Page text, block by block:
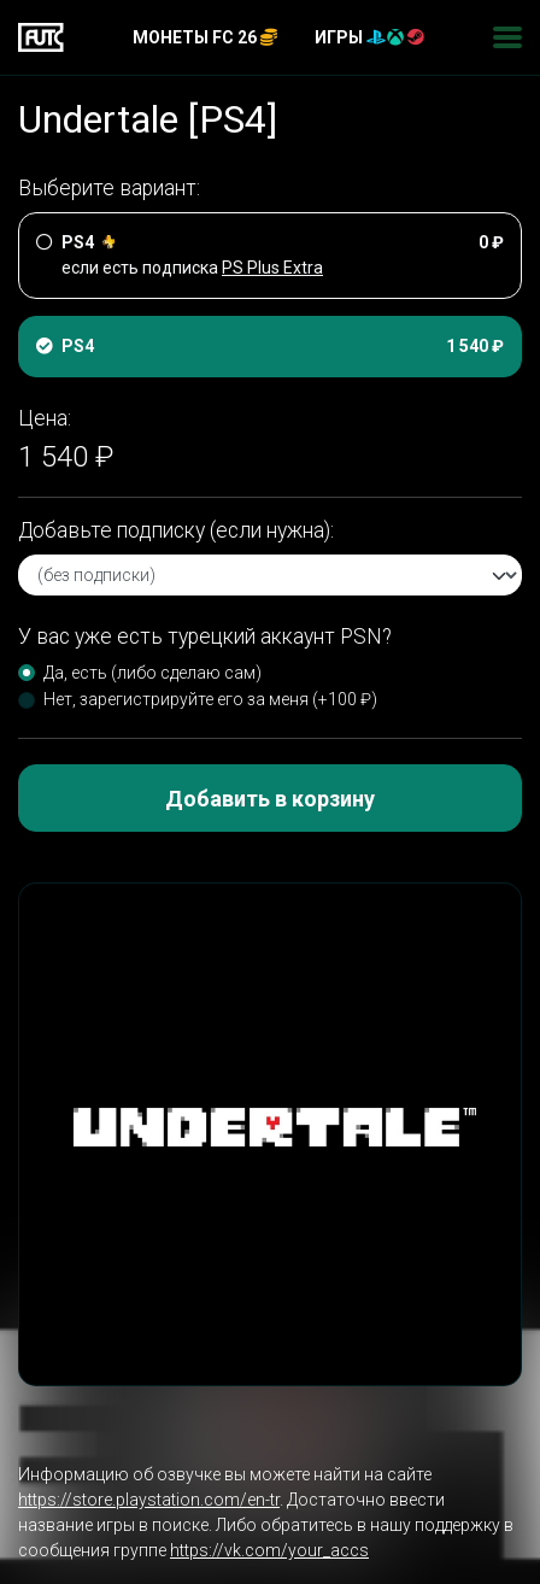
МОНЕТЫ FC 26 ИГРЫ
Undertale [PS4]
Выберите вариант:
PS4
если есть подписка PS Plus Extra
0 ₽
PS4 1 540 ₽
Цена:
1 540 ₽
Добавьте подписку (если нужна):
У вас уже есть турецкий аккаунт PSN?
Да, есть (либо сделаю сам)
Нет, зарегистрируйте его за меня (+100 ₽)
Добавить в корзину
Информацию об озвучке вы можете найти на сайте
https://store.playstation.com/en-tr. Достаточно ввести
название игры в поиске. Либо обратитесь в нашу поддержку в
сообщения группе https://vk.com/your_accs